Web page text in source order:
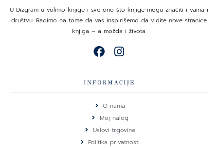
U Dizgram-u volimo knjige i sve ono što knjige mogu značiti i vama i
društvu. Radimo na tome da vas inspirišemo da vidite nove stranice
knjiga – a možda i života.
F
e
b
o
o
k
I
t
a
g
r
a
m
INFORMACIJE
O nama
Moj nalog
Uslovi trgovine
Politika privatnosti